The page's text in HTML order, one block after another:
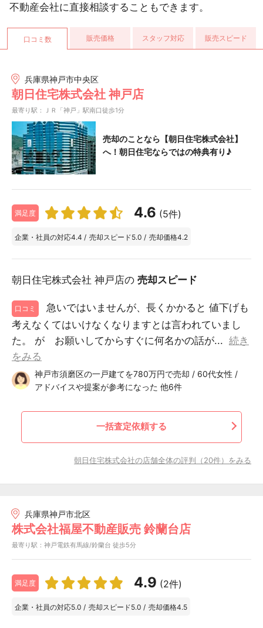
不動産会社に直接相談することもできます。
口コミ数 販売価格 スタッフ対応 販売スピード
兵庫県神戸市中央区
朝日住宅株式会社 神戸店
最寄り駅：ＪＲ「神戸」駅南口徒歩1分
売却のことなら【朝日住宅株式会社】
へ！朝日住宅ならではの特典有り♪
満足度 4.6 (5件)
企業・社員の対応4.4 / 売却スピード5.0 / 売却価格4.2
朝日住宅株式会社 神戸店の 売却スピード
口コミ
急いではいませんが、長くかかると 値下げも
考えなくてはいけなくなりますとは言われていまし
た。 が お願いしてからすぐに何名かの話が... 続き
をみる
神戸市須磨区の一戸建てを780万円で売却 / 60代女性 /
アドバイスや提案が参考になった 他6件
一括査定依頼する
朝日住宅株式会社の店舗全体の評判（20件）をみる
兵庫県神戸市北区
株式会社福屋不動産販売 鈴蘭台店
最寄り駅：神戸電鉄有馬線/鈴蘭台 徒歩5分
満足度 4.9 (2件)
企業・社員の対応5.0 / 売却スピード5.0 / 売却価格4.5